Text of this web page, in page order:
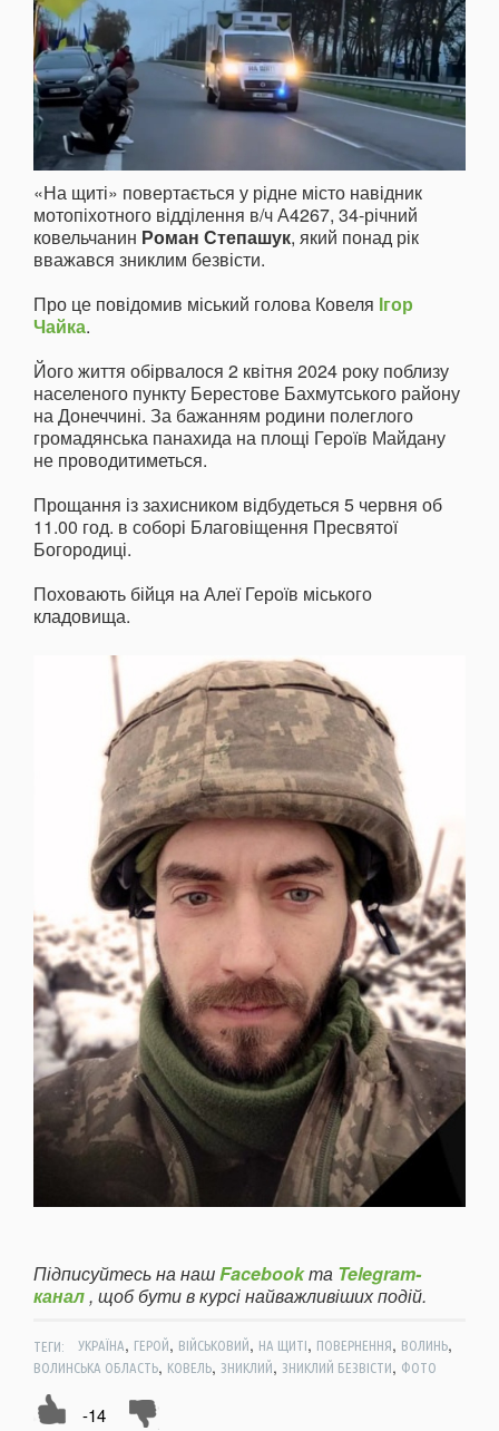
«На щиті» повертається у рідне місто навідник
мотопіхотного відділення в/ч А4267, 34-річний
ковельчанин Роман Степашук, який понад рік
вважався зниклим безвісти.
Про це повідомив міський голова Ковеля Ігор
Чайка.
Його життя обірвалося 2 квітня 2024 року поблизу
населеного пункту Берестове Бахмутського району
на Донеччині. За бажанням родини полеглого
громадянська панахида на площі Героїв Майдану
не проводитиметься.
Прощання із захисником відбудеться 5 червня об
11.00 год. в соборі Благовіщення Пресвятої
Богородиці.
Поховають бійця на Алеї Героїв міського
кладовища.
Підписуйтесь на нашFacebookта Telegram-
канал, щоб бути в курсі найважливіших подій.
ТЕГИ: УКРАЇНА, ГЕРОЙ, ВІЙСЬКОВИЙ, НА ЩИТІ, ПОВЕРНЕННЯ, ВОЛИНЬ,
ВОЛИНСЬКА ОБЛАСТЬ, КОВЕЛЬ, ЗНИКЛИЙ, ЗНИКЛИЙ БЕЗВІСТИ, ФОТО
-14